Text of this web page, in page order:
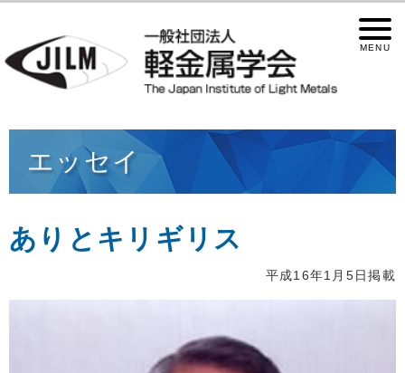
エッセイ
ありとキリギリス
平成16年1月5日掲載